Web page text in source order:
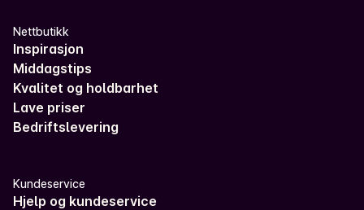
Nettbutikk
Inspirasjon
Middagstips
Kvalitet og holdbarhet
Lave priser
Bedriftslevering
Kundeservice
Hjelp og kundeservice